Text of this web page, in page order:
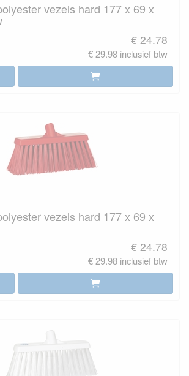
vezels hard 177 x 69 x
€ 24.78
€ 29.98 inclusief btw
vezels hard 177 x 69 x
€ 24.78
€ 29.98 inclusief btw